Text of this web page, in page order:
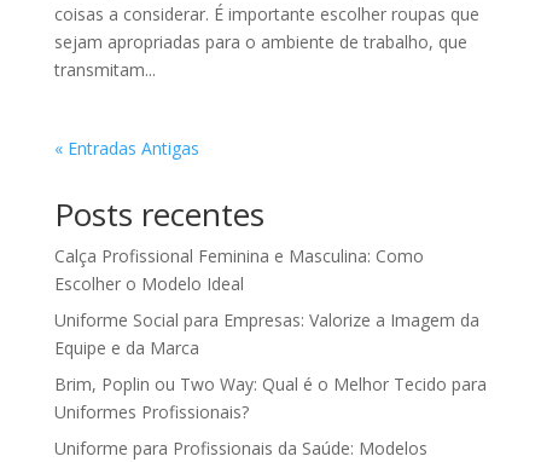
coisas a considerar. É importante escolher roupas que
sejam apropriadas para o ambiente de trabalho, que
transmitam...
« Entradas Antigas
Posts recentes
Calça Profissional Feminina e Masculina: Como
Escolher o Modelo Ideal
Uniforme Social para Empresas: Valorize a Imagem da
Equipe e da Marca
Brim, Poplin ou Two Way: Qual é o Melhor Tecido para
Uniformes Profissionais?
Uniforme para Profissionais da Saúde: Modelos